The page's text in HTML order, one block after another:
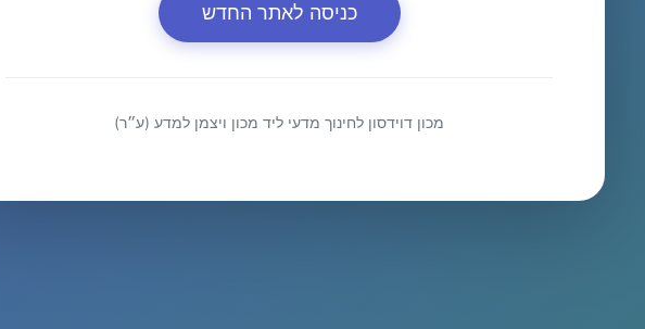
כניסה לאתר החדש
מכון דוידסון לחינוך מדעי ליד מכון ויצמן למדע (ע״ר)